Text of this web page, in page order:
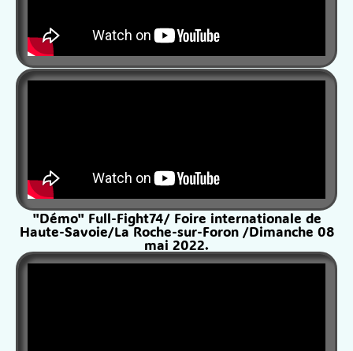
"Démo" Full-Fight74/ Foire internationale de
Haute-Savoie/La Roche-sur-Foron /Dimanche 08
mai 2022.